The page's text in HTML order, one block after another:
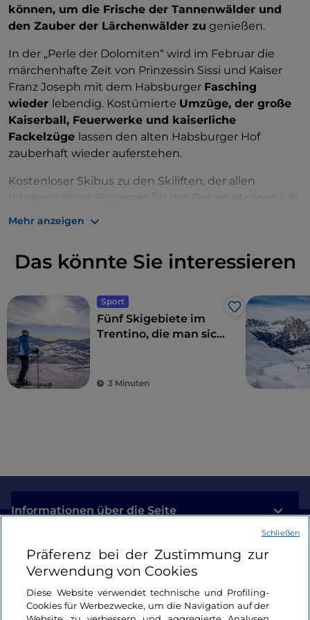
Europas : Im Gebiet von Grostè, mit Blick auf die
herrlichen Brenta-Dolomiten, eignet sich das
für Anfänger und Experten aller Niveaus.
Der Ort ist auch mit22 km Langlaufloipen in der
Gegend von Campo Carlo Magno ausgestattet.
können, um die Frische der Tannenwälder und
den Zauber der Lärchenwälder zu genießen.
In der „Perle der Dolomiten“ wird im Februar die
märchenhafte Zeit von Prinzessin Sissi und Kaiser
Franz Joseph mit dem Habsburger Fasching
wieder lebendig. Kostümierte Umzüge, der große
Kaiserball, Feuerwerke und kaiserliche
Fackelzüge lassen den alten Habsburger Hof
zauberhaft wieder auferstehen.
Kostenloser Skibus zu den Skiliften, der allen
Campiglio-Folgarida-Marileva vorbehalten ist.
Mehr anzeigen
Das könnte Sie interessieren
Sport
Like
Fünf Skigebiete im
Trentino, die man sich
3 Minuten
Informationen über die Seite
Nützliche Links
Login
Bleiben wir in Kontakt
Präferenz bei der Zustimmung zur
Verwendung von Cookies
Diese Website verwendet technische und Profiling-
Cookies für Werbezwecke, um die Navigation auf der
Schließen